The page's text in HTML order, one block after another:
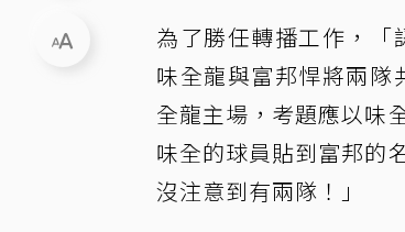
為了勝任轉播工作，「
味全龍與富邦悍將兩隊
全龍主場，考題應以味
味全的球員貼到富邦的
沒注意到有兩隊！」